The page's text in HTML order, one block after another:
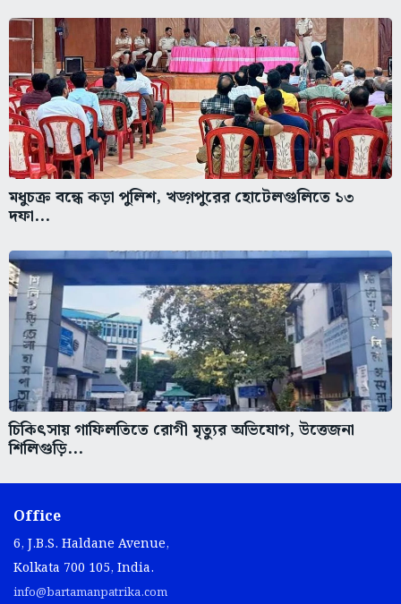
মধুচক্র বন্ধে কড়া পুলিশ, খড়্গপুরের হোটেলগুলিতে ১৩
দফা...
চিকিৎসায় গাফিলতিতে রোগী মৃত্যুর অভিযোগ, উত্তেজনা
শিলিগুড়ি...
Office
6, J.B.S. Haldane Avenue,
Kolkata 700 105, India.
info@bartamanpatrika.com